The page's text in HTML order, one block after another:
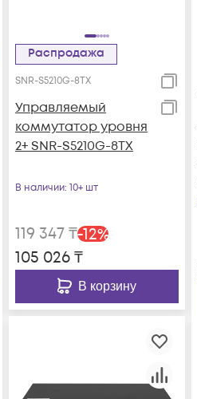
Распродажа
SNR-S5210G-8TX
Управляемый
коммутатор уровня
2+ SNR-S5210G-8TX
В наличии: 10+ шт
119 347₸-12%
105 026₸
В корзину